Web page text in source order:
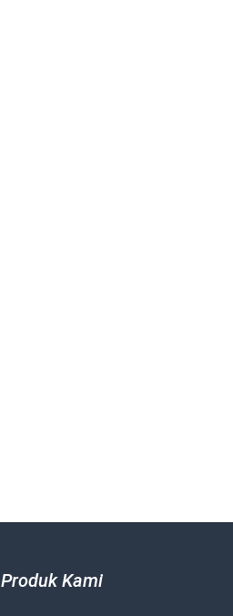
Produk Kami